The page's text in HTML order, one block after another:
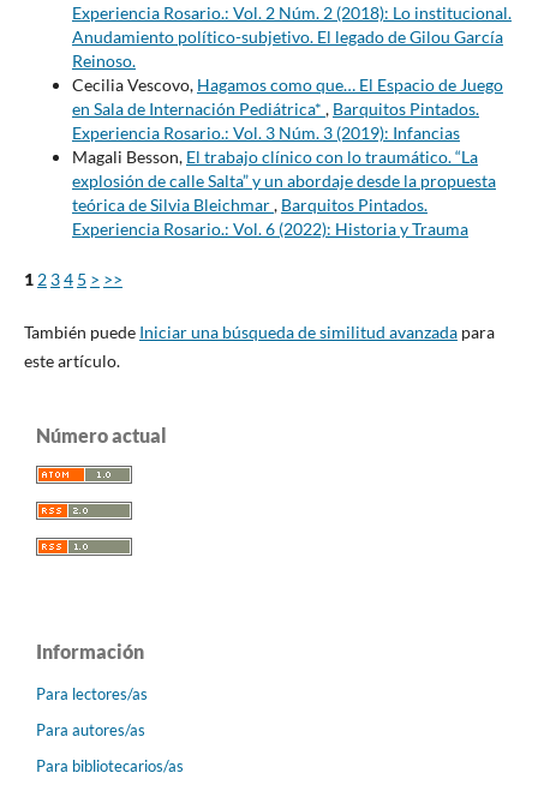
Experiencia Rosario.: Vol. 2 Núm. 2 (2018): Lo institucional.
Anudamiento político-subjetivo. El legado de Gilou García
Reinoso.
Cecilia Vescovo, Hagamos como que… El Espacio de Juego
en Sala de Internación Pediátrica* , Barquitos Pintados.
Experiencia Rosario.: Vol. 3 Núm. 3 (2019): Infancias
Magali Besson, El trabajo clínico con lo traumático. “La
explosión de calle Salta” y un abordaje desde la propuesta
teórica de Silvia Bleichmar, Barquitos Pintados.
Experiencia Rosario.: Vol. 6 (2022): Historia y Trauma
1 2 34 5 > >>
También puede Iniciar una búsqueda de similitud avanzadapara
este artículo.
Número actual
Información
Para lectores/as
Para autores/as
Para bibliotecarios/as